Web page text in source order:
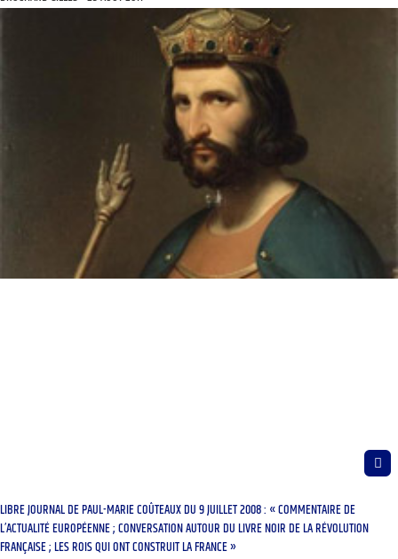
LIBRE JOURNAL DE PAUL-MARIE COÛTEAUX DU 9 JUILLET 2008 : « COMMENTAIRE DE
L’ACTUALITÉ EUROPÉENNE ; CONVERSATION AUTOUR DU LIVRE NOIR DE LA RÉVOLUTION
FRANÇAISE ; LES ROIS QUI ONT CONSTRUIT LA FRANCE »